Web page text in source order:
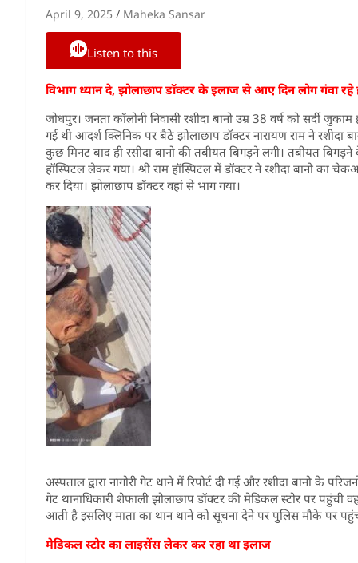
April 9, 2025 Maheka Sansar
Listen to this
विभाग ध्यान दे, झोलाछाप डॉक्टर के इलाज से आए दिन लोग गंवा रहे
जोधपुर। जनता कॉलोनी निवासी रशीदा बानो उम्र 38 वर्ष को सर्दी
गई थी आदर्श क्लिनिक पर बैठे झोलाछाप डॉक्टर नारायण राम ने
कुछ मिनट बाद ही रसीदा बानो की तबीयत बिगड़ने लगी। तबीयत
हॉस्पिटल लेकर गया। श्री राम हॉस्पिटल में डॉक्टर ने रशीदा बानो
कर दिया। झोलाछाप डॉक्टर वहां से भाग गया।
अस्पताल द्वारा नागोरी गेट थाने में रिपोर्ट दी गई और रशीदा बानो के
गेट थानाधिकारी शेफाली झोलाछाप डॉक्टर की मेडिकल स्टोर पर पहुंची
आती है इसलिए माता का थान थाने को सूचना देने पर पुलिस मौके पर
मेडिकल स्टोर का लाइसेंस लेकर कर रहा था इलाज